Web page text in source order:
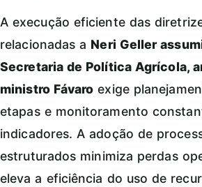
A execução eficiente das
relacionadas a Neri Geller
Secretaria de Política Agrícola,
ministro Fávaro exige
etapas e monitoramento
indicadores. A adoção de
estruturados minimiza perdas
eleva a eficiência do uso de